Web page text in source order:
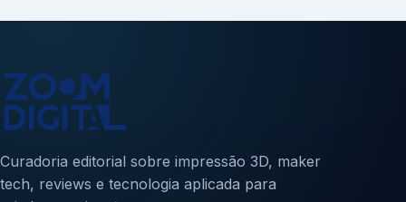
Curadoria editorial sobre impressão 3D, maker
tech, reviews e tecnologia aplicada para